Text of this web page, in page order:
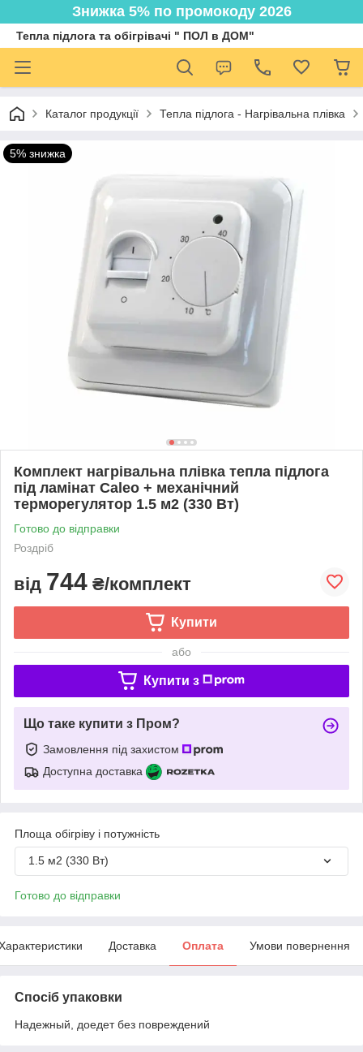
Знижка 5% по промокоду 2026
Тепла підлога та обігрівачі " ПОЛ в ДОМ"
Каталог продукції Тепла підлога - Нагрівальна плівка
5% знижка
Комплект нагрівальна плівка тепла підлога
під ламінат Caleo + механічний
терморегулятор 1.5 м2 (330 Вт)
Готово до відправки
Роздріб
від 744 ₴/комплект
Купити
або
Купити з
Що таке купити з Пром?
Замовлення під захистом
Доступна доставка
Площа обігріву і потужність
1.5 м2 (330 Вт)
Готово до відправки
Доставка Оплата Умови повернення
Спосіб упаковки
Надежный, доедет без повреждений